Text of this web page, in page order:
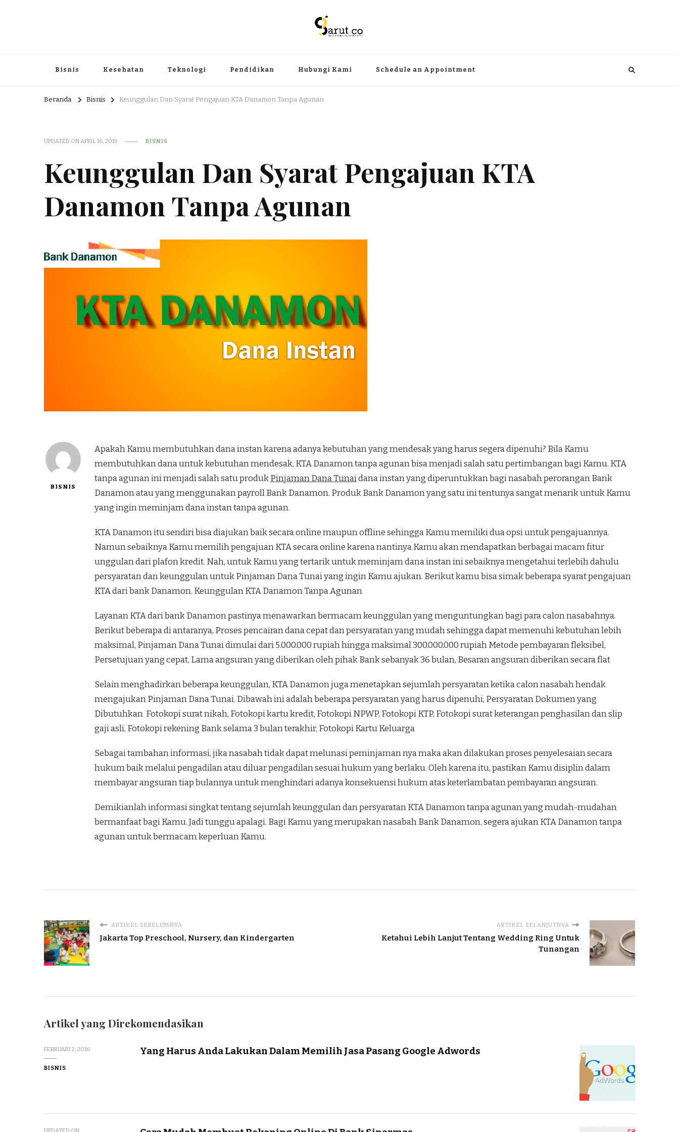
Bisnis Kesehatan Teknologi Pendidikan Hubungi Kami Schedule an Appointment
Beranda Bisnis Keunggulan Dan Syarat Pengajuan KTA Danamon Tanpa Agunan
UPDATED ONAPRIL 16, 2019 BISNIS
Keunggulan Dan Syarat Pengajuan KTA
Danamon Tanpa Agunan
BISNIS
Apakah Kamu membutuhkan dana instan karena adanya kebutuhan yang mendesak yang harus segera dipenuhi? Bila Kamu
membutuhkan dana untuk kebutuhan mendesak, KTA Danamon tanpa agunan bisa menjadi salah satu pertimbangan bagi Kamu. KTA
tanpa agunan ini menjadi salah satu produkPinjaman Dana Tunaidana instan yang diperuntukkan bagi nasabah perorangan Bank
Danamon atau yang menggunakan payroll Bank Danamon. Produk Bank Danamon yang satu ini tentunya sangat menarik untuk Kamu
yang ingin meminjam dana instan tanpa agunan.
KTA Danamon itu sendiri bisa diajukan baik secara online maupun offline sehingga Kamu memiliki dua opsi untuk pengajuannya.
Namun sebaiknya Kamu memilih pengajuan KTA secara online karena nantinya Kamu akan mendapatkan berbagai macam fitur
unggulan dari plafon kredit. Nah, untuk Kamu yang tertarik untuk meminjam dana instan ini sebaiknya mengetahui terlebih dahulu
persyaratan dan keunggulan untuk Pinjaman Dana Tunai yang ingin Kamu ajukan. Berikut kamu bisa simak beberapa syarat pengajuan
KTA dari bank Danamon. Keunggulan KTA Danamon Tanpa Agunan
Layanan KTA dari bank Danamon pastinya menawarkan bermacam keunggulan yang menguntungkan bagi para calon nasabahnya.
Berikut beberapa di antaranya, Proses pencairan dana cepat dan persyaratan yang mudah sehingga dapat memenuhi kebutuhan lebih
maksimal, Pinjaman Dana Tunai dimulai dari 5.000.000 rupiah hingga maksimal 300.000.000 rupiah Metode pembayaran fleksibel,
Persetujuan yang cepat, Lama angsuran yang diberikan oleh pihak Bank sebanyak 36 bulan, Besaran angsuran diberikan secara flat
Selain menghadirkan beberapa keunggulan, KTA Danamon juga menetapkan sejumlah persyaratan ketika calon nasabah hendak
mengajukan Pinjaman Dana Tunai. Dibawah ini adalah beberapa persyaratan yang harus dipenuhi, Persyaratan Dokumen yang
Dibutuhkan Fotokopi surat nikah, Fotokopi kartu kredit, Fotokopi NPWP, Fotokopi KTP, Fotokopi surat keterangan penghasilan dan slip
gaji asli, Fotokopi rekening Bank selama 3 bulan terakhir, Fotokopi Kartu Keluarga
Sebagai tambahan informasi, jika nasabah tidak dapat melunasi peminjaman nya maka akan dilakukan proses penyelesaian secara
hukum baik melalui pengadilan atau diluar pengadilan sesuai hukum yang berlaku. Oleh karena itu, pastikan Kamu disiplin dalam
membayar angsuran tiap bulannya untuk menghindari adanya konsekuensi hukum atas keterlambatan pembayaran angsuran.
Demikianlah informasi singkat tentang sejumlah keunggulan dan persyaratan KTA Danamon tanpa agunan yang mudah-mudahan
bermanfaat bagi Kamu. Jadi tunggu apalagi. Bagi Kamu yang merupakan nasabah Bank Danamon, segera ajukan KTA Danamon tanpa
agunan untuk bermacam keperluan Kamu.
ARTIKEL SEBELUMNYA
Jakarta Top Preschool, Nursery, dan Kindergarten
ARTIKEL SELANJUTNYA
Ketahui Lebih Lanjut Tentang Wedding Ring Untuk
Tunangan
Artikel yang Direkomendasikan
FEBRUARI 2, 2016
BISNIS
Yang Harus Anda Lakukan Dalam Memilih Jasa Pasang Google Adwords